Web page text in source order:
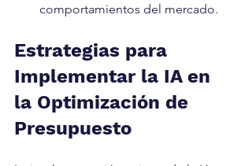
comportamientos del mercado.
Estrategias para
Implementar la IA en
la Optimización de
Presupuesto